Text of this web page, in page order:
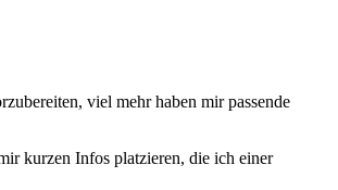
viel mehr haben mir passende
kurzen Infos platzieren, die ich einer